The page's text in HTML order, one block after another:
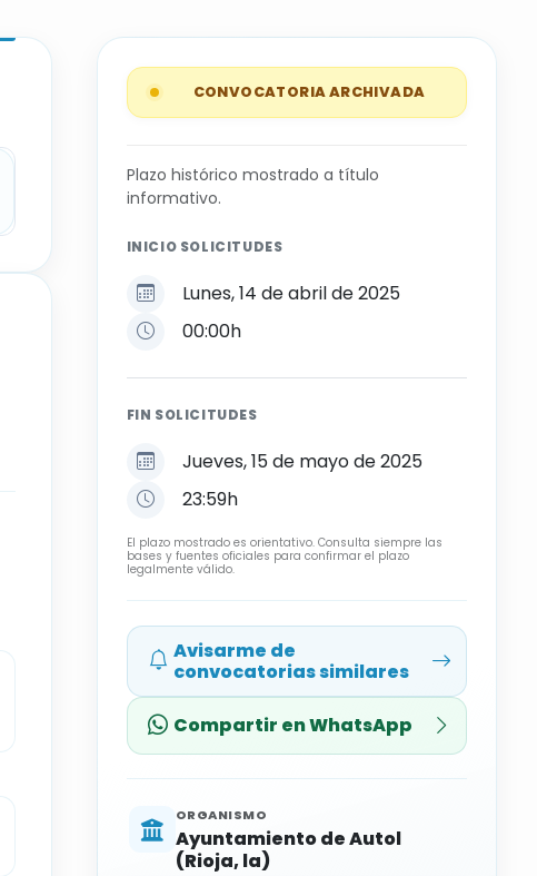
CONVOCATORIA ARCHIVADA
Plazo histórico mostrado a título
informativo.
INICIO SOLICITUDES
Lunes, 14 de abril de 2025
00:00h
FIN SOLICITUDES
Jueves, 15 de mayo de 2025
23:59h
El plazo mostrado es orientativo. Consulta siempre las
bases y fuentes oficiales para confirmar el plazo
legalmente válido.
Avisarme de
convocatorias similares
Compartir en WhatsApp
ORGANISMO
Ayuntamiento de Autol
(Rioja, la)